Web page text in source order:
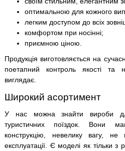
оптимальною для кожного
легким доступом до всіх
комфортом при носінні;
приємною ціною.
Продукція виготовляється на
поетапний контроль якості та
виглядає.
Широкий асортимент
У нас можна знайти вироби
туристичних поїздок. Вони
конструкцію, невелику вагу,
експлуатації. Є моделі як тільки